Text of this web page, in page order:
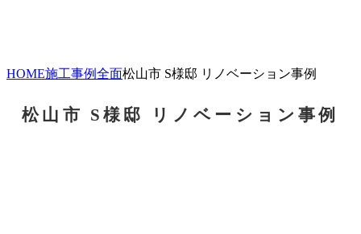
HOME施工事例全面松山市 S様邸 リノベーション事例
松山市 S様邸 リノベーション事例